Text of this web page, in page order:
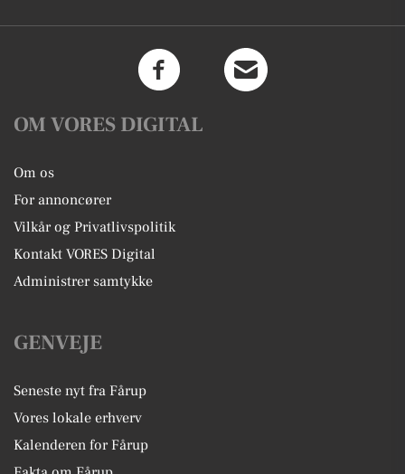
OM VORES DIGITAL
Om os
For annoncører
Vilkår og Privatlivspolitik
Kontakt VORES Digital
Administrer samtykke
GENVEJE
Seneste nyt fra Fårup
Vores lokale erhverv
Kalenderen for Fårup